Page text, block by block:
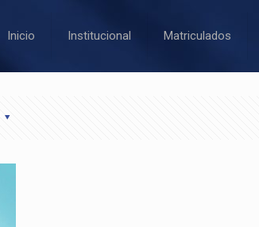
Inicio Institucional Matriculados